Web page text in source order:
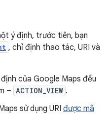
ý định, trước tiên, bạn
, chỉ định thao tác, URI và
của Google Maps đều
– ACTION_VIEW .
sử dụng URI được mã